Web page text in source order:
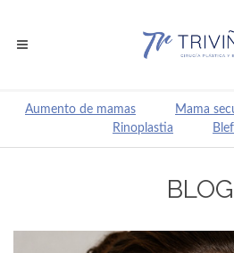
Aumento de mamas Mama
Rinoplastia
BLOG